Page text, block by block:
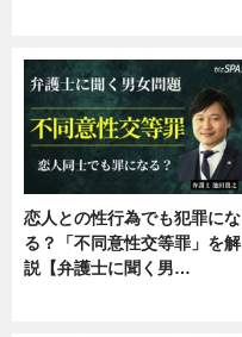
恋人との性行為でも犯罪にな
る？「不同意性交等罪」を解
説【弁護士に聞く男…